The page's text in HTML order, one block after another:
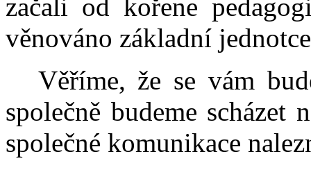
začali od kořene
věnováno základní
Věříme, že se vám
společně budeme
společné komunikace